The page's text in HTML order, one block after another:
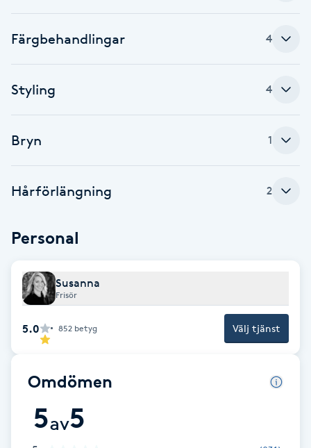
Coachning
Color correction
Cryoterapi
D
Damklippning
Dermapen
Diamantslipning
Enzympeeling
Extensions borttagning
Eyeliner-tatuering
Färgbehandlingar 4
Styling 4
Bryn 1
Hårförlängning 2
Personal
Susanna
Frisör
5.0 852 betyg Välj tjänst
Omdömen
5av5